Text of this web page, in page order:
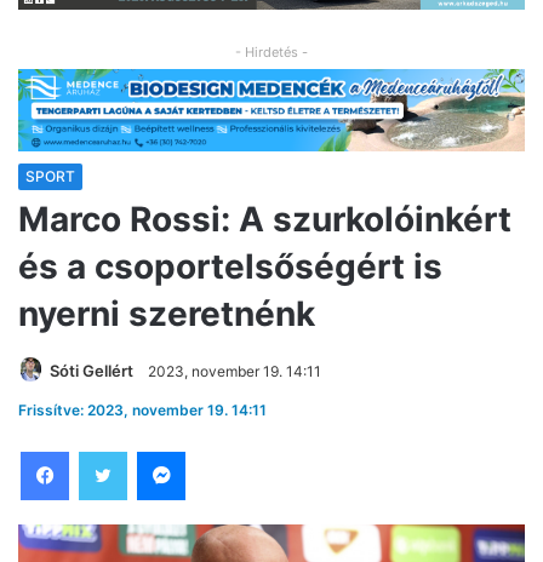
- Hirdetés -
SPORT
Marco Rossi: A szurkolóinkért
és a csoportelsőségért is
nyerni szeretnénk
Sóti Gellért 2023, november 19. 14:11
Frissítve: 2023, november 19. 14:11